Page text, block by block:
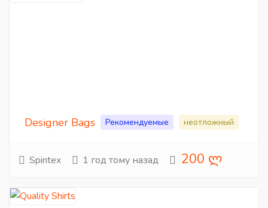
Designer Bags Рекомендуемые неотложный
Spintex 1 год тому назад 200 ლ